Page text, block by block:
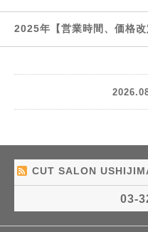
2025年【営業時間、価格改
CUT SALON
03-